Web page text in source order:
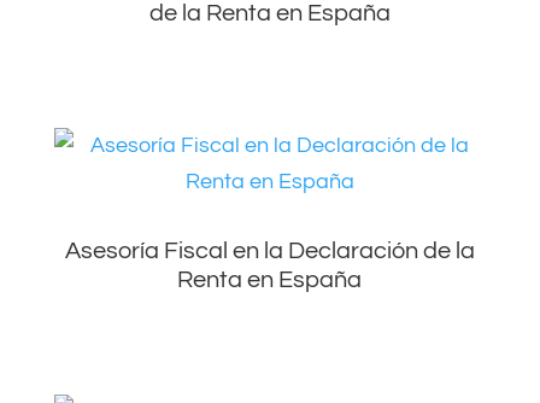
de la Renta en España
Asesoría Fiscal en la Declaración de la
Renta en España